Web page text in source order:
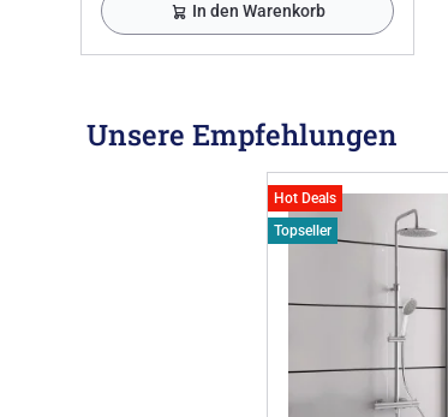
In den Warenkorb
Unsere Empfehlungen
Hot Deals
Topseller